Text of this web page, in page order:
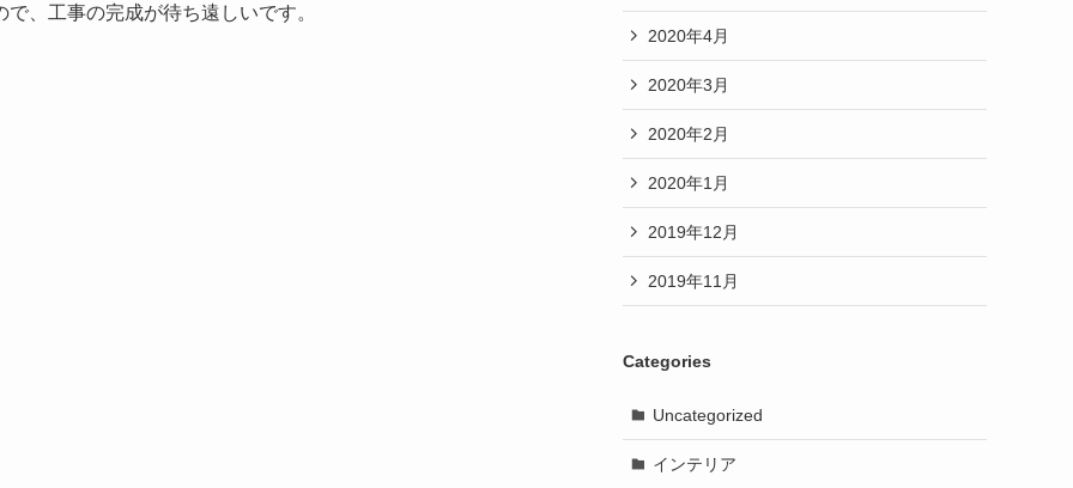
、工事の完成が待ち遠しいです。
2020年4月
2020年3月
2020年2月
2020年1月
2019年12月
2019年11月
Categories
Uncategorized
インテリア